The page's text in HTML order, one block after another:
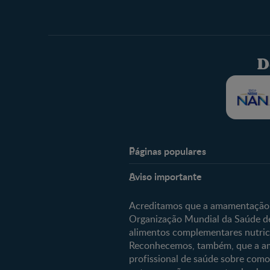
Páginas populares
Sobre Nós
Comprar
Os nossos produtos
As nossas marcas
Aviso importante
Acreditamos que a
Organização Mundial da Saúde
alimentos complementares
Reconhecemos, também, que a
profissional de saúde sobre